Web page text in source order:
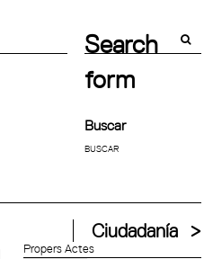
Search
form
Buscar
Ciudadanía
Propers Actes